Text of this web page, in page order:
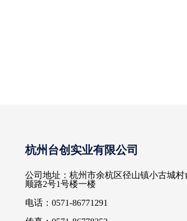
杭州台创实业有限公司
公司地址：杭州市余杭区径山镇小古城村
顺路2号1号楼一楼
电话：0571-86771291